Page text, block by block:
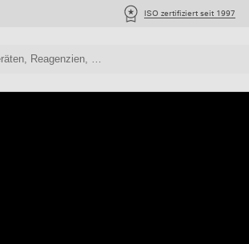
ISO zertifiziert seit 1997